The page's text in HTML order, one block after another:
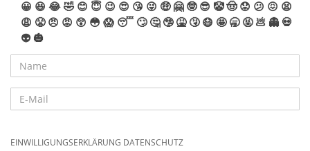
😀 😆 😂🤣 😊 😇 😉 😍 😘 😜 🤑 🤗 🤓 😎 🤡🤠 😟 😕 😖 😫
😩 😤 😠 😡 😲 😳 😱 😴 🙄 🤔 🤥 🤮 🤧 😷 🤩 🥱 🤬 💩 👻 💀
👽 🎃
EINWILLIGUNGSERKLÄRUNG DATENSCHUTZ